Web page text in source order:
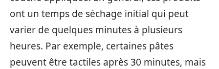
ont un temps de séchage initial qui peut
varier de quelques minutes à plusieurs
heures. Par exemple, certaines pâtes
peuvent être tactiles après 30 minutes, mais